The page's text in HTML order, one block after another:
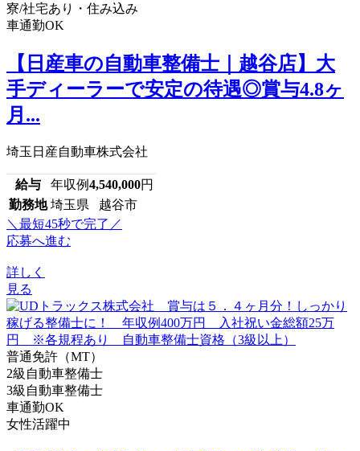
寮/社宅あり・住み込み
車通勤OK
【日産車の自動車整備士｜越谷店】大
手ディーラーで安定の待遇◎賞与4.8ヶ
月...
埼玉日産自動車株式会社
給与 年収例4,540,000円
勤務地 埼玉県 越谷市
＼最短45秒で完了／
応募へ進む
詳しく
見る
普通免許（MT）
2級自動車整備士
3級自動車整備士
車通勤OK
女性活躍中